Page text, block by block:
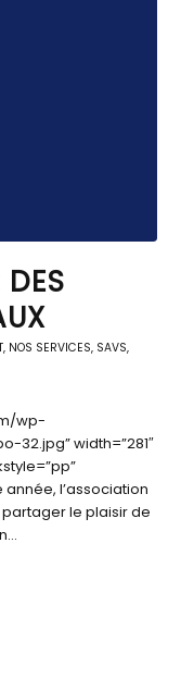
, NOS SERVICES, SAVS,
wp-
32.jpg” width=”281″
l’association
partager le plaisir de